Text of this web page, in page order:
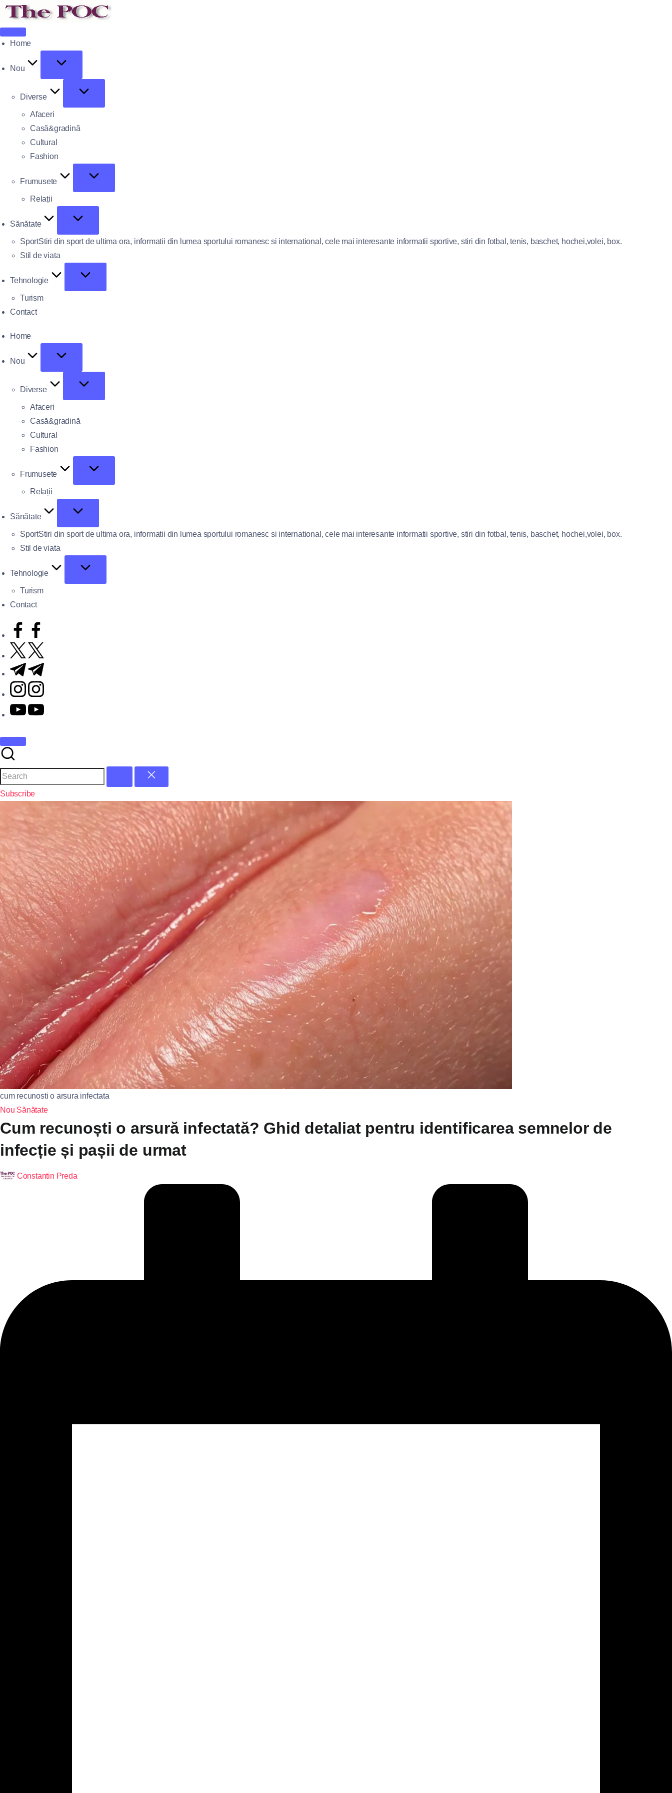
Home
Nou
Diverse
Afaceri
Casă&gradină
Cultural
Fashion
Frumusete
Relații
Sănătate
SportStiri din sport de ultima ora, informatii din lumea sportului romanesc si international, cele mai interesante informatii sportive, stiri din fotbal, tenis, baschet, hochei,volei, box.
Stil de viata
Tehnologie
Turism
Contact
Home
Nou
Diverse
Afaceri
Casă&gradină
Cultural
Fashion
Frumusete
Relații
Sănătate
SportStiri din sport de ultima ora, informatii din lumea sportului romanesc si international, cele mai interesante informatii sportive, stiri din fotbal, tenis, baschet, hochei,volei, box.
Stil de viata
Tehnologie
Turism
Contact
Subscribe
cum recunosti o arsura infectata
Nou Sănătate
Cum recunoști o arsură infectată? Ghid detaliat pentru identificarea semnelor de
infecție și pașii de urmat
Constantin Preda